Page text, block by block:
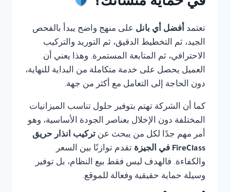
في حماية منشأتك؟
تعتمد أفضل أي بانل على منهج واضح يبدأ بالفحص
الجيد، ثم التخطيط الدقيق، ثم التوريد والتركيب
الاحترافي، ثم المتابعة المستمرة. وهذا يعني أن
العميل يحصل على خدمة متكاملة من البداية للنهاية،
دون الحاجة إلى التعامل مع أكثر من جهة.
كما أن الشركة تهتم بتوفير حلول تناسب الميزانيات
المختلفة دون الإخلال بعناصر الجودة الأساسية، وهو
أمر مهم جدًا لكل من يبحث عن تركيب انذار حريق
FireClass في الجيزة
تقدم توازنًا بين السعر
والكفاءة. فالهدف ليس فقط بيع النظام، بل توفير
وسيلة حماية حقيقية وفعالة للموقع.